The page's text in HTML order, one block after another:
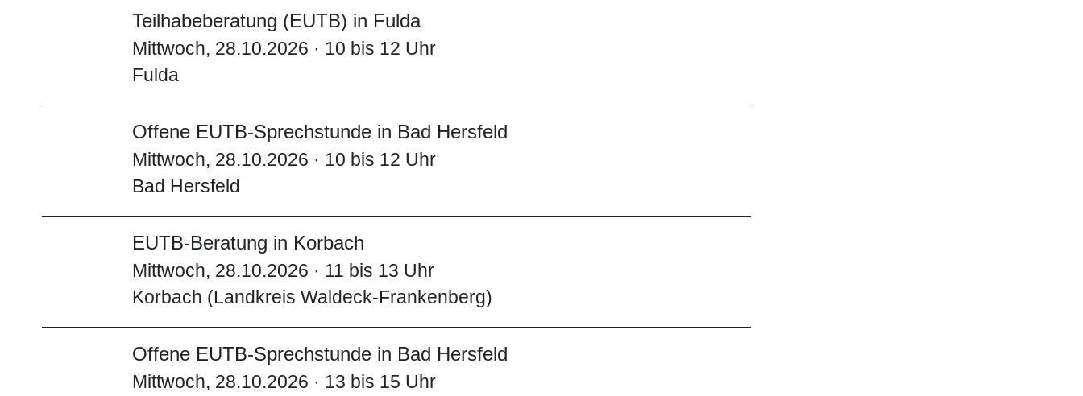
Teilhabeberatung (EUTB) in Fulda
Mittwoch, 28.10.2026 · 10 bis 12 Uhr
Fulda
Offene EUTB-Sprechstunde in Bad Hersfeld
Mittwoch, 28.10.2026 · 10 bis 12 Uhr
Bad Hersfeld
EUTB-Beratung in Korbach
Mittwoch, 28.10.2026 · 11 bis 13 Uhr
Korbach (Landkreis Waldeck-Frankenberg)
Offene EUTB-Sprechstunde in Bad Hersfeld
Mittwoch, 28.10.2026 · 13 bis 15 Uhr